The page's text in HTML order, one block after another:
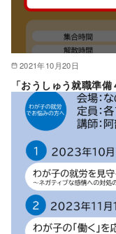
2021年10月20日
「おうしゅう就職準